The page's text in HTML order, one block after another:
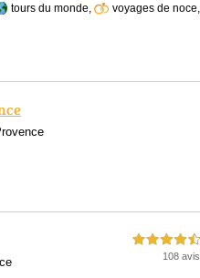
tours du monde voyages de noce
4,5 étoiles sur 5
108 avis